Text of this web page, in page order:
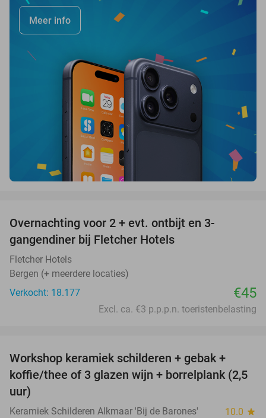
Meer info
Overnachting voor 2 + evt. ontbijt en 3-
gangendiner bij Fletcher Hotels
Fletcher Hotels
Bergen (+ meerdere locaties)
Verkocht: 18.177
€45
Excl. ca. €3 p.p.p.n. toeristenbelasting
Workshop keramiek schilderen + gebak +
koffie/thee of 3 glazen wijn + borrelplank (2,5
uur)
Keramiek Schilderen Alkmaar 'Bij de Barones' 10.0 star